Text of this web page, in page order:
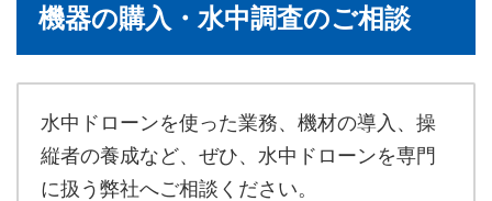
機器の購入・水中調査のご相談
水中ドローンを使った業務、機材の導入、操
縦者の養成など、ぜひ、水中ドローンを専門
に扱う弊社へご相談ください。